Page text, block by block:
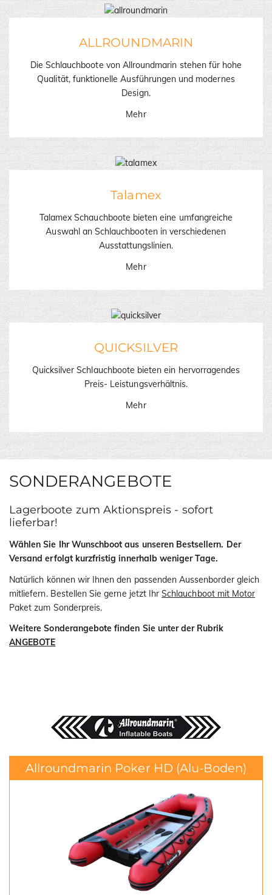
ALLROUNDMARIN
Die Schlauchboote von Allroundmarin stehen für hohe
Qualität, funktionelle Ausführungen und modernes
Design.
Mehr
Talamex
Talamex Schauchboote bieten eine umfangreiche
Auswahl an Schlauchbooten in verschiedenen
Ausstattungslinien.
Mehr
QUICKSILVER
Quicksilver Schlauchboote bieten ein hervorragendes
Preis- Leistungsverhältnis.
Mehr
SONDERANGEBOTE
Lagerboote zum Aktionspreis - sofort
lieferbar!
Wählen Sie Ihr Wunschboot aus unseren Bestsellern. Der
Versand erfolgt kurzfristig innerhalb weniger Tage.
Natürlich können wir Ihnen den passenden Aussenborder gleich
mitliefern. Bestellen Sie gerne jetzt IhrSchlauchboot mit Motor
Paket zum Sonderpreis.
Weitere Sonderangebote finden Sie unter der Rubrik
ANGEBOTE
Allroundmarin Poker HD (Alu-Boden)